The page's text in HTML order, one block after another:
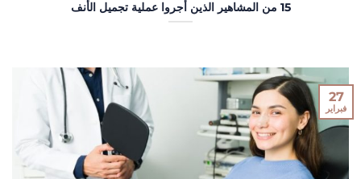
15 من المشاهير الذين أجروا عملية تجميل الأنف
27
فبراير